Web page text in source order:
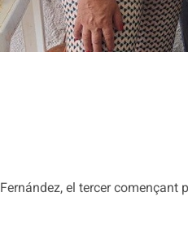
Fernández, el tercer començant